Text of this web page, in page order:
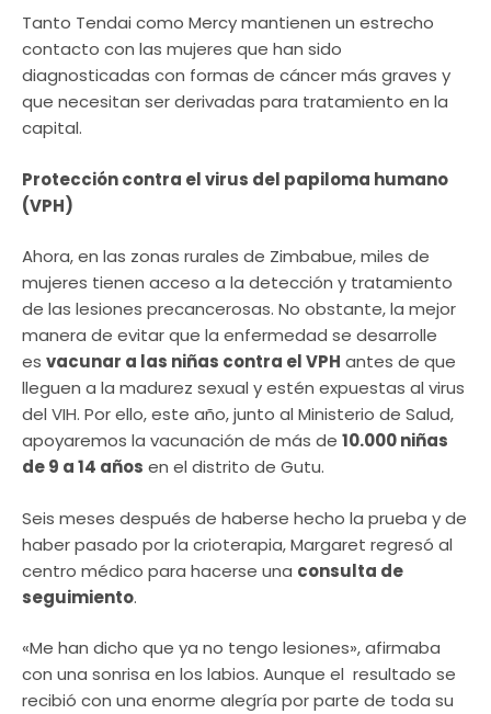
Tanto Tendai como Mercy mantienen un estrecho
contacto con las mujeres que han sido
diagnosticadas con formas de cáncer más graves y
que necesitan ser derivadas para tratamiento en la
capital.
Protección contra el virus del papiloma humano
(VPH)
Ahora, en las zonas rurales de Zimbabue, miles de
mujeres tienen acceso a la detección y tratamiento
de las lesiones precancerosas. No obstante, la mejor
manera de evitar que la enfermedad se desarrolle
es vacunar a las niñas contra el VPH antes de que
lleguen a la madurez sexual y estén expuestas al virus
del VIH. Por ello, este año, junto al Ministerio de Salud,
apoyaremos la vacunación de más de 10.000 niñas
de 9 a 14 años en el distrito de Gutu.
Seis meses después de haberse hecho la prueba y de
haber pasado por la crioterapia, Margaret regresó al
centro médico para hacerse una consulta de
seguimiento.
«Me han dicho que ya no tengo lesiones», afirmaba
con una sonrisa en los labios. Aunque el resultado se
recibió con una enorme alegría por parte de toda su